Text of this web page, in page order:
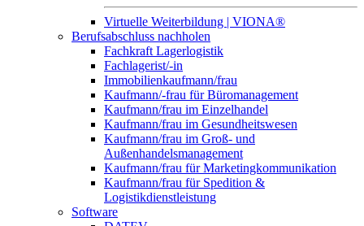
Virtuelle Weiterbildung | VIONA®
Berufsabschluss nachholen
Fachkraft Lagerlogistik
Fachlagerist/-in
Immobilienkaufmann/frau
Kaufmann/-frau für Büromanagement
Kaufmann/frau im Einzelhandel
Kaufmann/frau im Gesundheitswesen
Kaufmann/frau im Groß- und
Außenhandelsmanagement
Kaufmann/frau für Marketingkommunikation
Kaufmann/frau für Spedition &
Logistikdienstleistung
Software